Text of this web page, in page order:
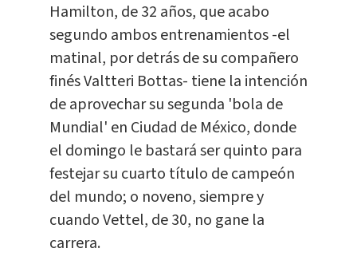
Hamilton, de 32 años, que acabo
segundo ambos entrenamientos -el
matinal, por detrás de su compañero
finés Valtteri Bottas- tiene la intención
de aprovechar su segunda 'bola de
Mundial' en Ciudad de México, donde
el domingo le bastará ser quinto para
festejar su cuarto título de campeón
del mundo; o noveno, siempre y
cuando Vettel, de 30, no gane la
carrera.